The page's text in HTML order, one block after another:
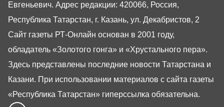
Евгеньевич. Адрес редакции: 420066, Россия,
Республика Татарстан, г. Казань, ул. Декабристов, 2
Сайт газеты РТ-Онлайн основан в 2001 году,
обладатель «Золотого гонга» и «Хрустального пера».
Здесь представлены последние новости Татарстана и
Казани. При использовании материалов с сайта газеты
«Республика Татарстан» гиперссылка обязательна.